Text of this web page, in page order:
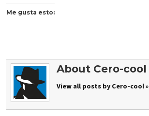
Me gusta esto:
About Cero-cool
View all posts by Cero-cool »